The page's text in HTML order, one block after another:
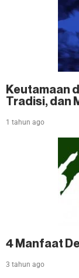
Keutamaan
Tradisi, dan
1 tahun ago
4 Manfaat
3 tahun ago